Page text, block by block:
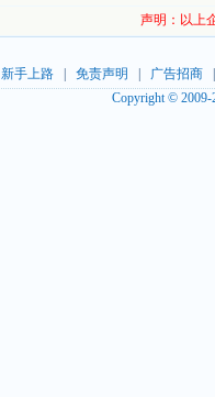
声明：以上
新手上路| 免责声明 广告招商
Copyright ©